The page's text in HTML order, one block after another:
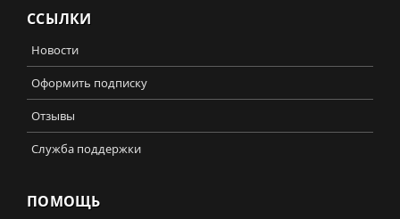
ССЫЛКИ
Новости
Оформить подписку
Отзывы
Служба поддержки
ПОМОЩЬ